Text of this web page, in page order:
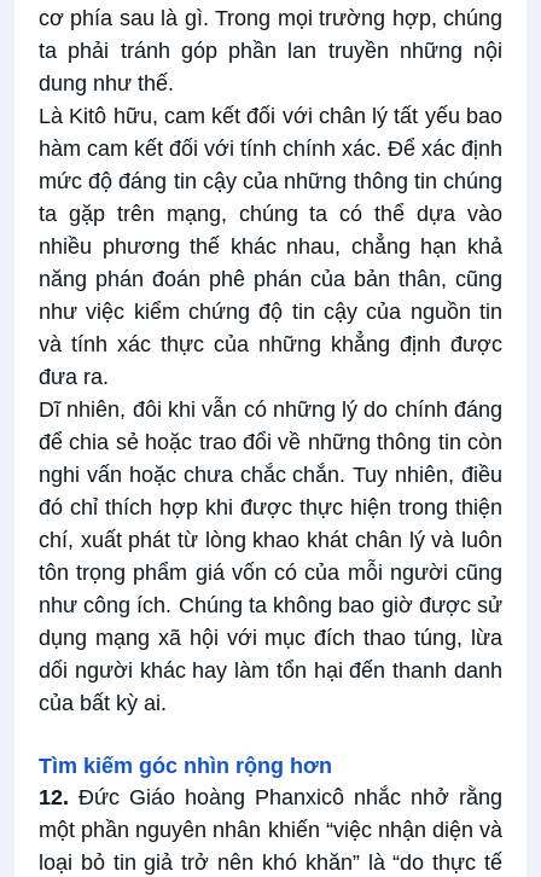
cơ phía sau là gì. Trong mọi trường hợp, chúng
ta phải tránh góp phần lan truyền những nội
dung như thế.
Là Kitô hữu, cam kết đối với chân lý tất yếu bao
hàm cam kết đối với tính chính xác. Để xác định
mức độ đáng tin cậy của những thông tin chúng
ta gặp trên mạng, chúng ta có thể dựa vào
nhiều phương thế khác nhau, chẳng hạn khả
năng phán đoán phê phán của bản thân, cũng
như việc kiểm chứng độ tin cậy của nguồn tin
và tính xác thực của những khẳng định được
đưa ra.
Dĩ nhiên, đôi khi vẫn có những lý do chính đáng
để chia sẻ hoặc trao đổi về những thông tin còn
nghi vấn hoặc chưa chắc chắn. Tuy nhiên, điều
đó chỉ thích hợp khi được thực hiện trong thiện
chí, xuất phát từ lòng khao khát chân lý và luôn
tôn trọng phẩm giá vốn có của mỗi người cũng
như công ích. Chúng ta không bao giờ được sử
dụng mạng xã hội với mục đích thao túng, lừa
dối người khác hay làm tổn hại đến thanh danh
của bất kỳ ai.
Tìm kiếm góc nhìn rộng hơn
12. Đức Giáo hoàng Phanxicô nhắc nhở rằng
một phần nguyên nhân khiến “việc nhận diện và
loại bỏ tin giả trở nên khó khăn” là “do thực tế